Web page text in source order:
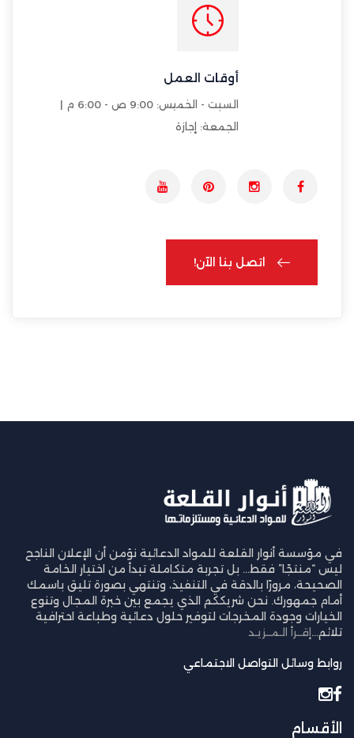
أوقات العمل
السبت - الخميس: 9:00 ص - 6:00 م |
الجمعة: إجازة
اتصل بنا الآن!
في مؤسسة أنوار القلعة للمواد الدعائية نؤمن أن الإعلان الناجح
ليس “منتجًا” فقط… بل تجربة متكاملة تبدأ من اختيار الخامة
الصحيحة، مرورًا بالدقة في التنفيذ، وتنتهي بصورة تليق باسمك
أمام جمهورك. نحن شريككم الذي يجمع بين خبرة المجال وتنوع
الخيارات وجودة المخرجات لتوفير حلول دعائية وطباعة احترافية
تلائم... إقــرأ الـمــزيـد
روابط وسائل التواصل الاجتماعي
الأقسام